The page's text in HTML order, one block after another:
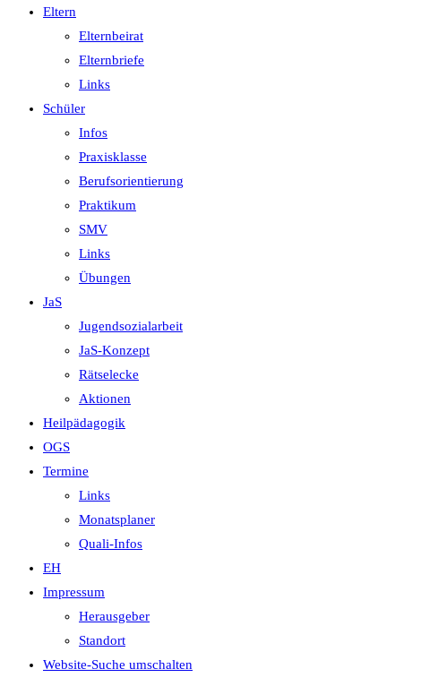
Eltern
Elternbeirat
Elternbriefe
Links
Schüler
Infos
Praxisklasse
Berufsorientierung
Praktikum
SMV
Links
Übungen
JaS
Jugendsozialarbeit
JaS-Konzept
Rätselecke
Aktionen
Heilpädagogik
OGS
Termine
Links
Monatsplaner
Quali-Infos
EH
Impressum
Herausgeber
Standort
Website-Suche umschalten